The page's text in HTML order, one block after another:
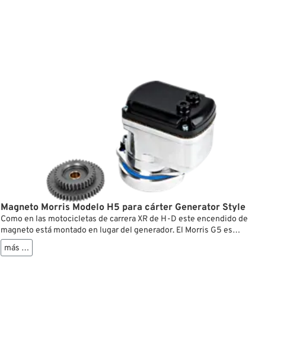
Magneto Morris Modelo H5 para cárter Generator Style
Como en las motocicletas de carrera XR de H-D este encendido de
magneto está montado en lugar del generador. El Morris G5 es
compatible con todos los cárteres de motor Big Twin que tengan libre
la toma del generador. Como todos los magnetos, no genera corriente
más …